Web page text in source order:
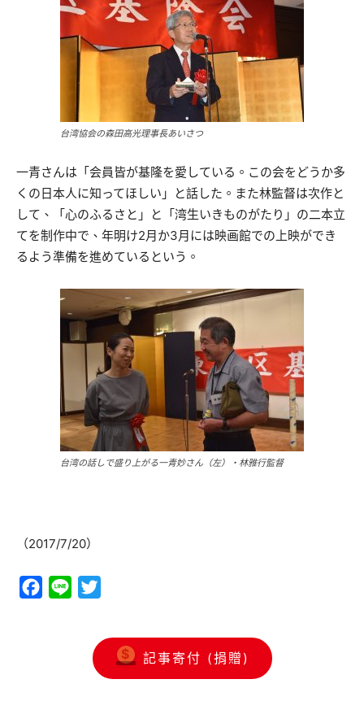
台湾協会の森田高光理事長あいさつ
一青さんは「会員皆が基隆を愛している。この会をどうか多
くの日本人に知ってほしい」と話した。また林監督は次作と
して、「心のふるさと」と「湾生いきものがたり」の二本立
てを制作中で、年明け2月か3月には映画館での上映ができ
るよう準備を進めているという。
台湾の話しで盛り上がる一青妙さん（左）・林雅行監督
（2017/7/20）
Facebook
Line
記事寄付 (捐贈)